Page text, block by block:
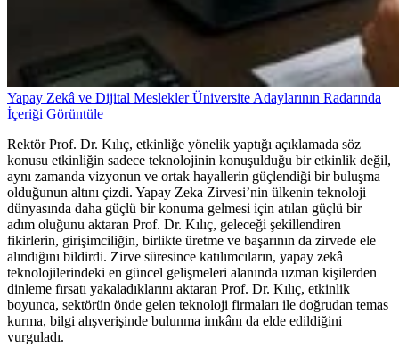
Yapay Zekâ ve Dijital Meslekler Üniversite Adaylarının Radarında
İçeriği Görüntüle
Rektör Prof. Dr. Kılıç, etkinliğe yönelik yaptığı açıklamada söz
konusu etkinliğin sadece teknolojinin konuşulduğu bir etkinlik değil,
aynı zamanda vizyonun ve ortak hayallerin güçlendiği bir buluşma
olduğunun altını çizdi. Yapay Zeka Zirvesi’nin ülkenin teknoloji
dünyasında daha güçlü bir konuma gelmesi için atılan güçlü bir
adım oluğunu aktaran Prof. Dr. Kılıç, geleceği şekillendiren
fikirlerin, girişimciliğin, birlikte üretme ve başarının da zirvede ele
alındığını bildirdi. Zirve süresince katılımcıların, yapay zekâ
teknolojilerindeki en güncel gelişmeleri alanında uzman kişilerden
dinleme fırsatı yakaladıklarını aktaran Prof. Dr. Kılıç, etkinlik
boyunca, sektörün önde gelen teknoloji firmaları ile doğrudan temas
kurma, bilgi alışverişinde bulunma imkânı da elde edildiğini
vurguladı.